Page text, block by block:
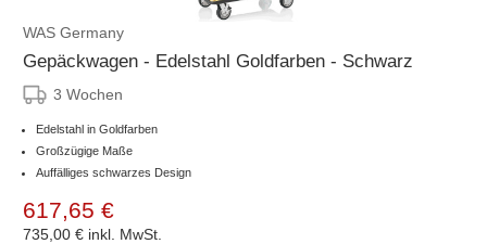
WAS Germany
Gepäckwagen - Edelstahl Goldfarben - Schwarz
3 Wochen
Edelstahl in Goldfarben
Großzügige Maße
Auffälliges schwarzes Design
617,65 €
735,00 € inkl. MwSt.